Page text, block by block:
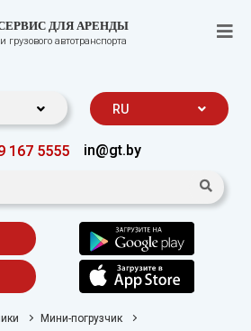
ДЛЯ АРЕНДЫ
грузового автотранспорта
RU
167 5555 in@gt.by
Мини-погрузчик